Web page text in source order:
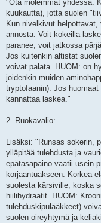
"Ota molemmat yhdessä.
kuukautta), jotta suolen
Kun nivelkivut
annosta. Voit kokeilla
paranee, voit jatkossa
Jos kuitenkin altistat
voivat palata. HUOM: on
joidenkin muiden
tryptofaanin). Jos
kannattaa laskea."
2. Ruokavalio:
Lisäksi: "Runsas sokerin,
ylläpitää tulehdusta ja
epätasapaino vaatii usein
korjaantuakseen. Korkea
suolesta kärsiville, koska
hiilihydraatit. HUOM:
tulehduskipulääkkeet)
suolen oireyhtymä ja